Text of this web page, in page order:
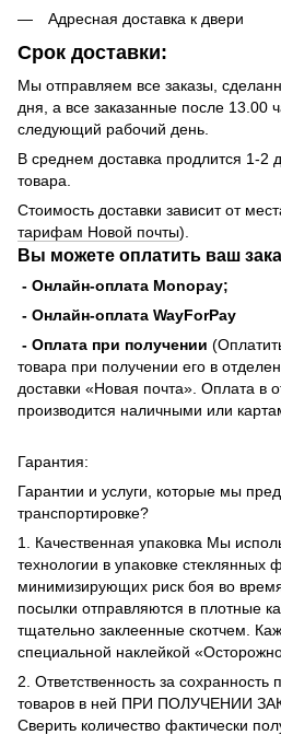
Адресная доставка к двери
Срок доставки:
Мы отправляем все заказы,
дня, а все заказанные после 13.00
следующий рабочий день.
В среднем доставка продлится 1-2
товара.
Стоимость доставки зависит от
тарифам Новой почты).
Вы можете оплатить ваш
- Онлайн-оплата Monopay;
- Онлайн-оплата WayForPay
- Оплата при получении
товара при получении его в
доставки «Новая почта». Оплата в
производится наличными или
Гарантия:
Гарантии и услуги, которые мы
транспортировке?
1. Качественная упаковка Мы
технологии в упаковке стеклянных
минимизирующих риск боя во
посылки отправляются в плотные
тщательно заклеенные скотчем.
специальной наклейкой
2. Ответственность за сохранность
товаров в ней ПРИ ПОЛУЧЕНИИ
Сверить количество фактически